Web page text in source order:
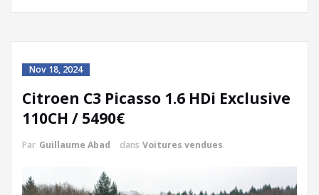
Nov 18, 2024
Citroen C3 Picasso 1.6 HDi Exclusive
110CH / 5490€
Par Guillaume Abad dans Voitures vendues